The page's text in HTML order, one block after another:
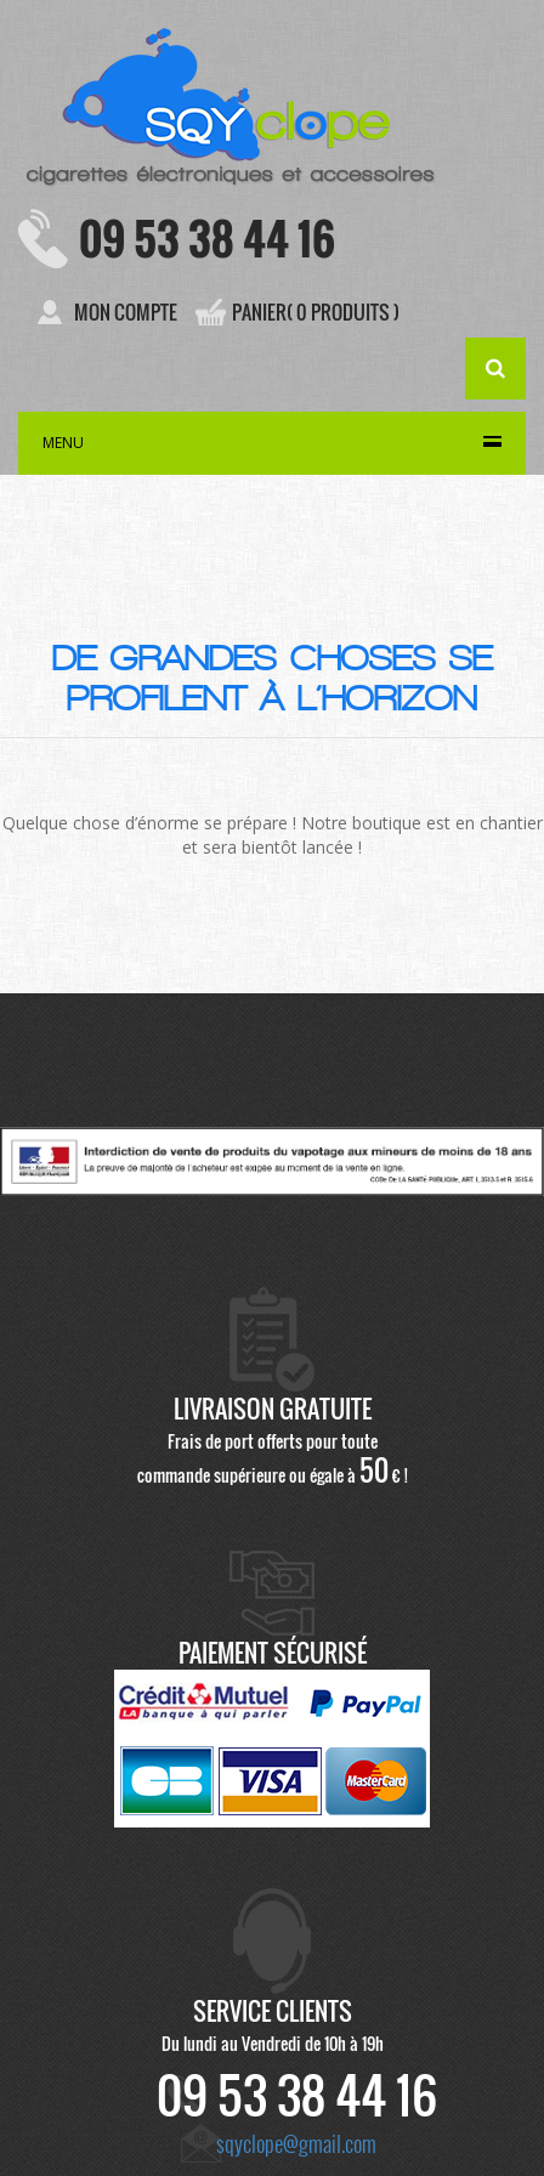
09 53 38 44 16
MON COMPTE PANIER( 0 PRODUITS )
MENU
DE GRANDES CHOSES SE
PROFILENT À L’HORIZON
Quelque chose d’énorme se prépare ! Notre boutique est en chantier
et sera bientôt lancée !
LIVRAISON GRATUITE
Frais de port offerts pour toute
commande supérieure ou égale à 50€ !
PAIEMENT SÉCURISÉ
SERVICE CLIENTS
Du lundi au Vendredi de 10h à 19h
09 53 38 44 16
sqyclope@gmail.com